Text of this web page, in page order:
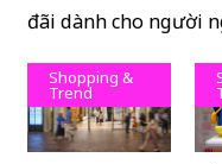
đãi dành cho người
Shopping &
Trend